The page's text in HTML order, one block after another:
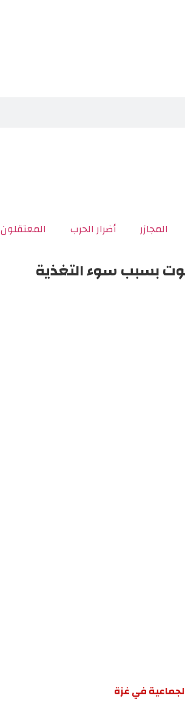
المجازر أضرار الحرب المعتقلون
بسبب سوء التغذية
الجماعية في غزة